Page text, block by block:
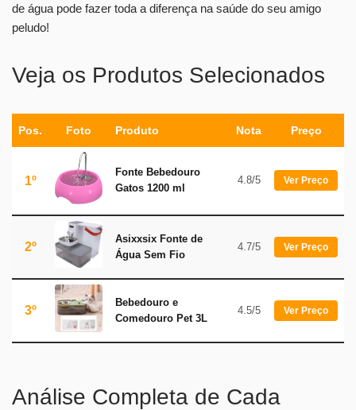
de água pode fazer toda a diferença na saúde do seu amigo
peludo!
Veja os Produtos Selecionados
Pos. Foto Produto Nota Preço
1º
Fonte Bebedouro
Gatos 1200 ml
4.8/5 Ver Preço
2º
Asixxsix Fonte de
Água Sem Fio
4.7/5 Ver Preço
3º
Bebedouro e
Comedouro Pet 3L
4.5/5 Ver Preço
Análise Completa de Cada